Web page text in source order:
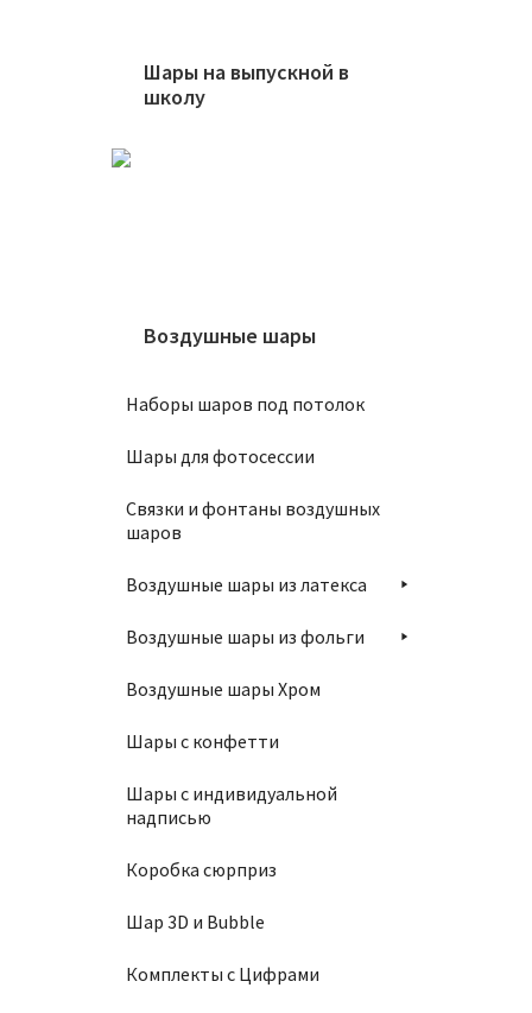
Шары на выпускной в
школу
Воздушные шары
Наборы шаров под потолок
Шары для фотосессии
Связки и фонтаны воздушных
шаров
Воздушные шары из латекса
Воздушные шары из фольги
Воздушные шары Хром
Шары с конфетти
Шары с индивидуальной
надписью
Коробка сюрприз
Шар 3D и Bubble
Комплекты с Цифрами